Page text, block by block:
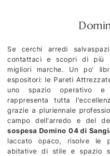
Se cerchi arredi
contattaci e scopri di più
migliori marche. Un po’
espositori: le Pareti
uno spazio operativo e
rappresenta tutta
grazie a pluriennale
campo dell'arredo e del
sospesa Domino 04 di
laccato opaco, risolve le
abitative di stile e spazio